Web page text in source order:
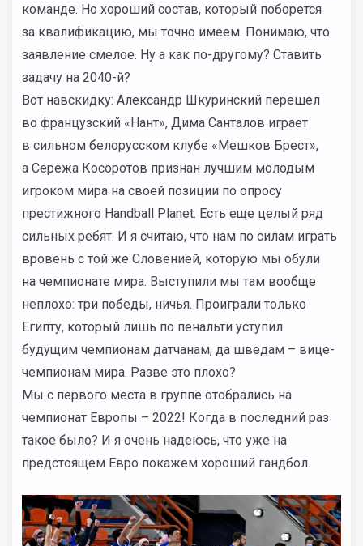
команде. Но хороший состав, который поборется
за квалификацию, мы точно имеем. Понимаю, что
заявление смелое. Ну а как по-другому? Ставить
задачу на 2040-й?
Вот навскидку: Александр Шкуринский перешел
во французский «Нант», Дима Санталов играет
в сильном белорусском клубе «Мешков Брест»,
а Сережа Косоротов признан лучшим молодым
игроком мира на своей позиции по опросу
престижного Handball Planet. Есть еще целый ряд
сильных ребят. И я считаю, что нам по силам играть
вровень с той же Словенией, которую мы обули
на чемпионате мира. Выступили мы там вообще
неплохо: три победы, ничья. Проиграли только
Египту, который лишь по пенальти уступил
будущим чемпионам датчанам, да шведам – вице-
чемпионам мира. Разве это плохо?
Мы с первого места в группе отобрались на
чемпионат Европы – 2022! Когда в последний раз
такое было? И я очень надеюсь, что уже на
предстоящем Евро покажем хороший гандбол.